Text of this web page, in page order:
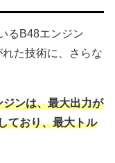
るB48エンジン
た技術に、さらな
ンは、最大出力が
ており、最大トル